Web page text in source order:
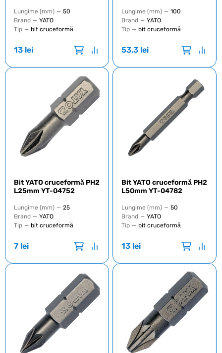
Lungime (mm) — 50
Brand — YATO
Tip — bit cruceformă
13 lei
Lungime (mm) — 100
Brand — YATO
Tip — bit cruceformă
53,3 lei
Bit YATO cruceformă PH2
L25mm YT-04752
Lungime (mm) — 25
Brand — YATO
Tip — bit cruceformă
7 lei
Bit YATO cruceformă PH2
L50mm YT-04782
Lungime (mm) — 50
Brand — YATO
Tip — bit cruceformă
13 lei